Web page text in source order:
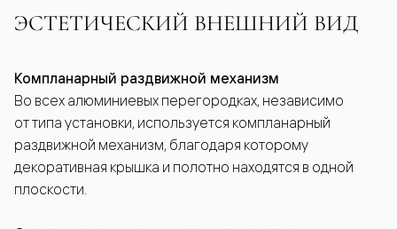
ЭСТЕТИЧЕСКИЙ ВНЕШНИЙ ВИД
Компланарный раздвижной механизм
Во всех алюминиевых перегородках, независимо
от типа установки, используется компланарный
раздвижной механизм, благодаря которому
декоративная крышка и полотно находятся в одной
плоскости.